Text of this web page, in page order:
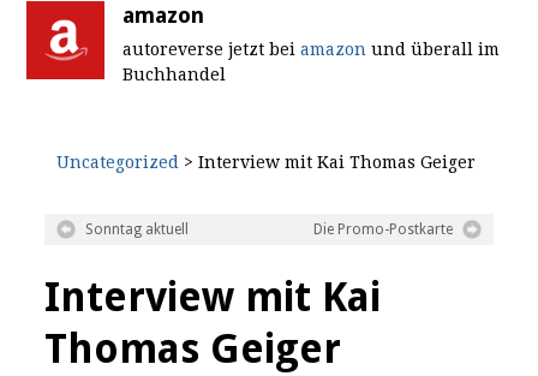
amazon
autoreverse jetzt bei amazon und überall im
Buchhandel
Uncategorized > Interview mit Kai Thomas Geiger
Sonntag aktuell Die Promo-Postkarte
Interview mit Kai
Thomas Geiger